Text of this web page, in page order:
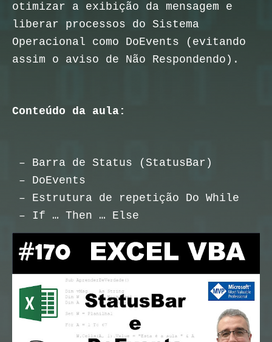
otimizar a exibição da mensagem e
liberar processos do Sistema
Operacional como DoEvents (evitando
assim o aviso de Não Respondendo).
Conteúdo da aula:
– Barra de Status (StatusBar)
– DoEvents
– Estrutura de repetição Do While
– If … Then … Else